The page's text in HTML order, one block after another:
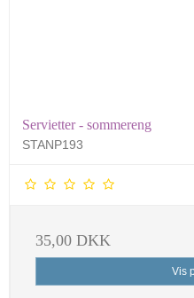
Servietter - sommereng
STANP193
35,00 DKK
Vis